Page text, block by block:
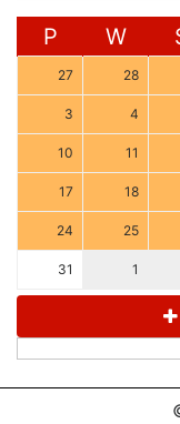
P W
27 28
3 4
10 11
17 18
24 25
31 1